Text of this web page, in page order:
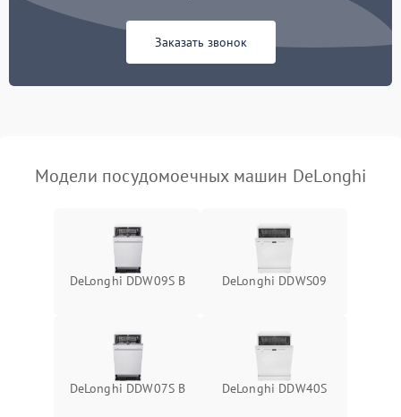
Сбои в работе таймера 1700 ₽
Заказать звонок
Модели посудомоечных машин DeLonghi
DeLonghi DDW09S B DeLonghi DDWS09
DeLonghi DDW07S B DeLonghi DDW40S